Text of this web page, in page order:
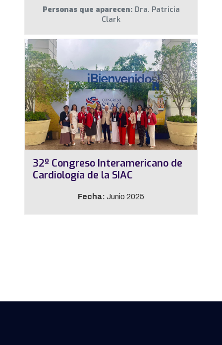
Personas que aparecen: Dra. Patricia
Clark
32º Congreso Interamericano de
Cardiología de la SIAC
Fecha: Junio 2025